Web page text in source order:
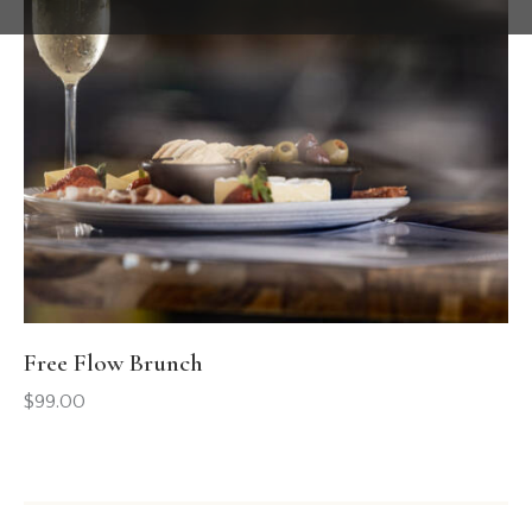
Free Flow Brunch
$99.00